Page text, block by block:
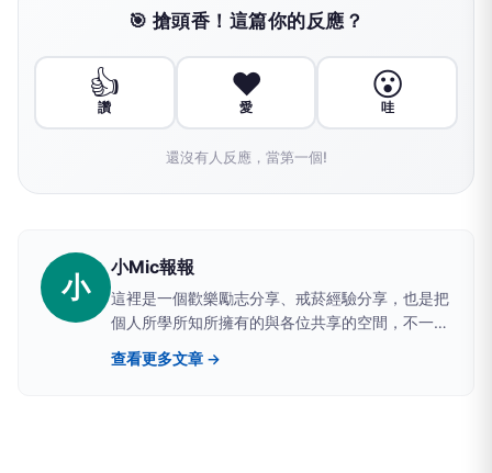
🎯 搶頭香！這篇你的反應？
👍
讚
❤️
愛
😮
哇
還沒有人反應，當第一個!
小
小Mic報報
這裡是一個歡樂勵志分享、戒菸經驗分享，也是把
個人所學所知所擁有的與各位共享的空間，不一定
要常上來，但希望在你心情不好的時候，可以在這
邊找回你的好心情。
查看更多文章 →